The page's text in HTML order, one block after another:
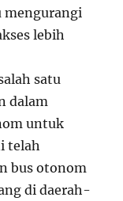
mengurangi
lebih
satu
dalam
untuk
telah
bus otonom
di daerah-